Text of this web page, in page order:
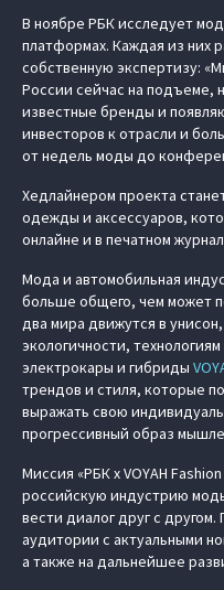
В ноябре РБК исследует
платформах. Каждая из них
собственную экспертизу:
России сейчас на подъеме,
известные бренды и
инвесторов к отрасли и
от недель моды до
Хедлайнером проекта
одежды и аксессуаров,
онлайне и в печатном
Мода и автомобильная
больше общего, чем может
два мира движутся в
экологичности,
электрокары и гибриды
трендов и стиля, которые
выражать свою
прогрессивный образ
Миссия «РБК x VOYAH
российскую индустрию
вести диалог друг с
аудитории с актуальными
а также на дальнейшее